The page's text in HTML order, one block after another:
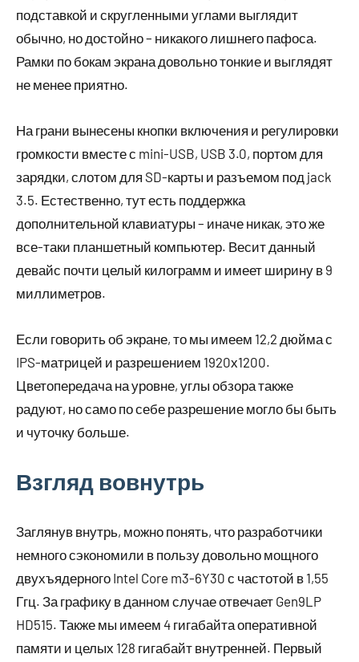
подставкой и скругленными углами выглядит
обычно, но достойно – никакого лишнего пафоса.
Рамки по бокам экрана довольно тонкие и выглядят
не менее приятно.
На грани вынесены кнопки включения и регулировки
громкости вместе с mini-USB, USB 3.0, портом для
зарядки, слотом для SD-карты и разъемом под jack
3.5. Естественно, тут есть поддержка
дополнительной клавиатуры – иначе никак, это же
все-таки планшетный компьютер. Весит данный
девайс почти целый килограмм и имеет ширину в 9
миллиметров.
Если говорить об экране, то мы имеем 12,2 дюйма с
IPS-матрицей и разрешением 1920х1200.
Цветопередача на уровне, углы обзора также
радуют, но само по себе разрешение могло бы быть
и чуточку больше.
Взгляд вовнутрь
Заглянув внутрь, можно понять, что разработчики
немного сэкономили в пользу довольно мощного
двухъядерного Intel Core m3-6Y30 с частотой в 1,55
Ггц. За графику в данном случае отвечает Gen9LP
HD515. Также мы имеем 4 гигабайта оперативной
памяти и целых 128 гигабайт внутренней. Первый